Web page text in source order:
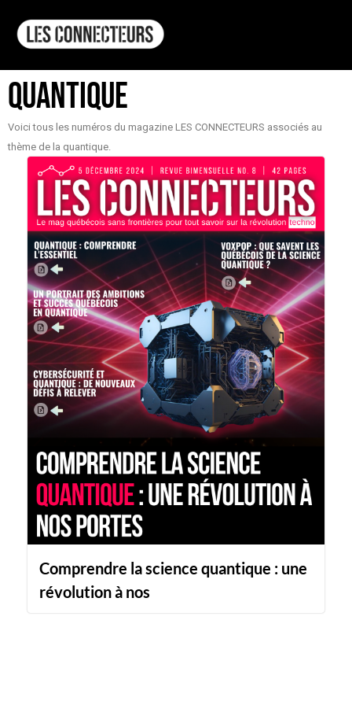
Quantique
Voici tous les numéros du magazine LES CONNECTEURS associés au
thème de la quantique.
Comprendre la science quantique : une
révolution à nos